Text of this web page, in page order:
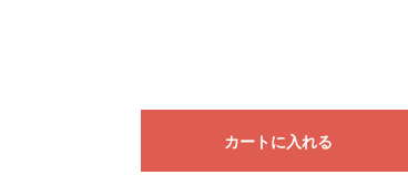
カートに入れる